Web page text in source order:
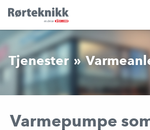
content
size
tip
Tjenester »
Varmepumpe